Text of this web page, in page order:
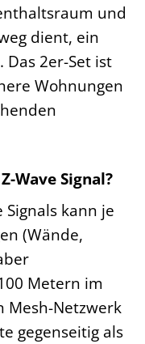
und
dient, ein
2er-Set ist
Wohnungen
Wave Signal?
Signals kann je
(Wände,
Metern im
Mesh-Netzwerk
gegenseitig als